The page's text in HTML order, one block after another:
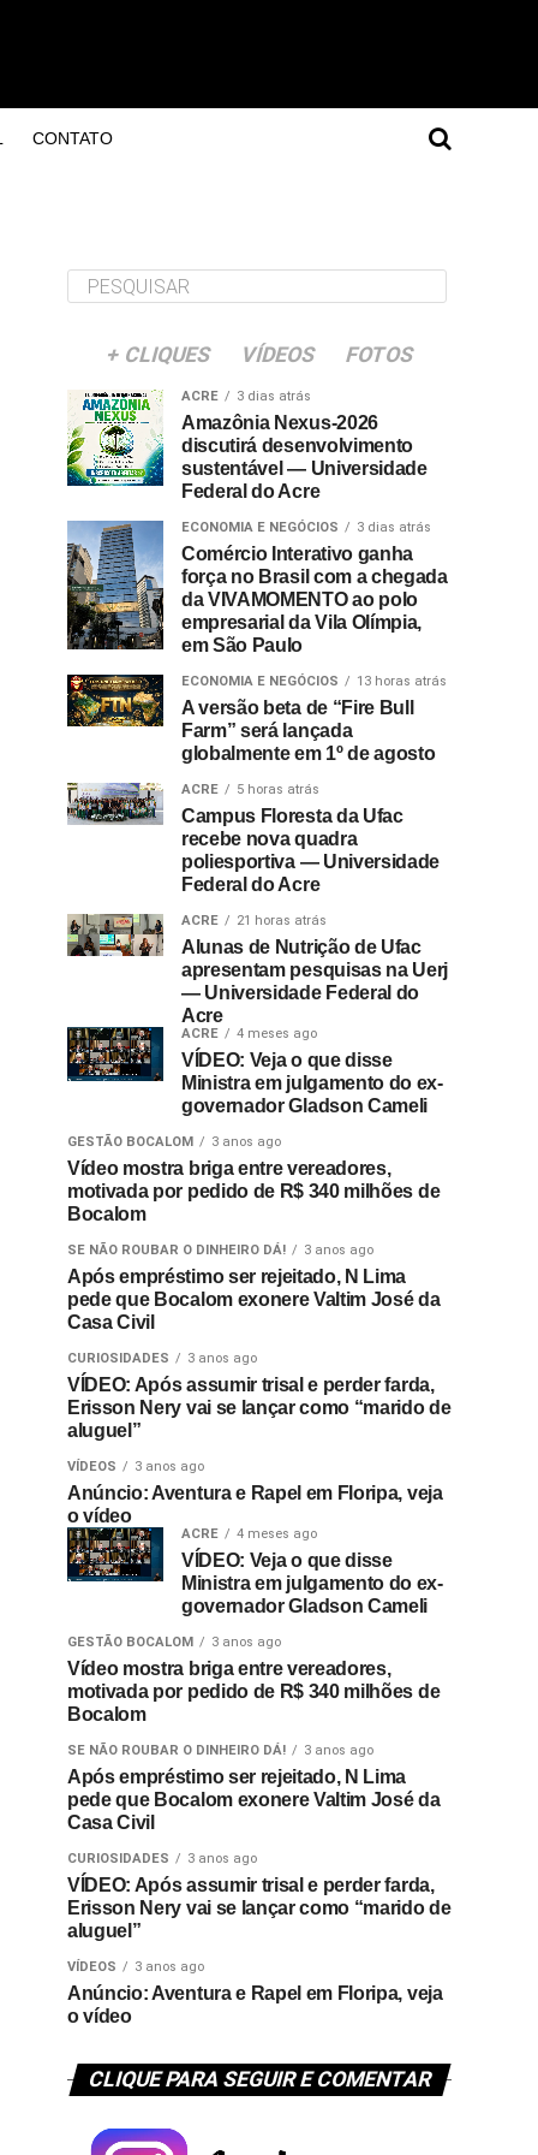
CONTATO
+ CLIQUES VÍDEOS FOTOS
ACRE 3 dias atrás
Amazônia Nexus-2026
discutirá desenvolvimento
sustentável — Universidade
Federal do Acre
ECONOMIA E NEGÓCIOS 3 dias atrás
Comércio Interativo ganha
força no Brasil com a chegada
da VIVAMOMENTO ao polo
empresarial da Vila Olímpia,
em São Paulo
ECONOMIA E NEGÓCIOS 13 horas atrás
A versão beta de “Fire Bull
Farm” será lançada
globalmente em 1º de agosto
ACRE 5 horas atrás
Campus Floresta da Ufac
recebe nova quadra
poliesportiva — Universidade
Federal do Acre
ACRE 21 horas atrás
Alunas de Nutrição de Ufac
apresentam pesquisas na Uerj
— Universidade Federal do
Acre
ACRE 4 meses ago
VÍDEO: Veja o que disse
Ministra em julgamento do ex-
governador Gladson Cameli
GESTÃO BOCALOM 3 anos ago
Vídeo mostra briga entre vereadores,
motivada por pedido de R$ 340 milhões de
Bocalom
SE NÃO ROUBAR O DINHEIRO DÁ! 3 anos ago
Após empréstimo ser rejeitado, N Lima
pede que Bocalom exonere Valtim José da
Casa Civil
CURIOSIDADES 3 anos ago
VÍDEO: Após assumir trisal e perder farda,
Erisson Nery vai se lançar como “marido de
aluguel”
VÍDEOS 3 anos ago
Anúncio: Aventura e Rapel em Floripa, veja
o vídeo
ACRE 4 meses ago
VÍDEO: Veja o que disse
Ministra em julgamento do ex-
governador Gladson Cameli
GESTÃO BOCALOM 3 anos ago
Vídeo mostra briga entre vereadores,
motivada por pedido de R$ 340 milhões de
Bocalom
SE NÃO ROUBAR O DINHEIRO DÁ! 3 anos ago
Após empréstimo ser rejeitado, N Lima
pede que Bocalom exonere Valtim José da
Casa Civil
CURIOSIDADES 3 anos ago
VÍDEO: Após assumir trisal e perder farda,
Erisson Nery vai se lançar como “marido de
aluguel”
VÍDEOS 3 anos ago
Anúncio: Aventura e Rapel em Floripa, veja
o vídeo
CLIQUE PARA SEGUIR E COMENTAR